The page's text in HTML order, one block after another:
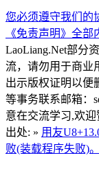
您必须遵守我们的
《免责声明》全部
LaoLiang.Net部分
流，请勿用于商业
出示版权证明以便
等事务联系邮箱：
意在交流学习,欢
出处: » 用友
败(装载程序失败)